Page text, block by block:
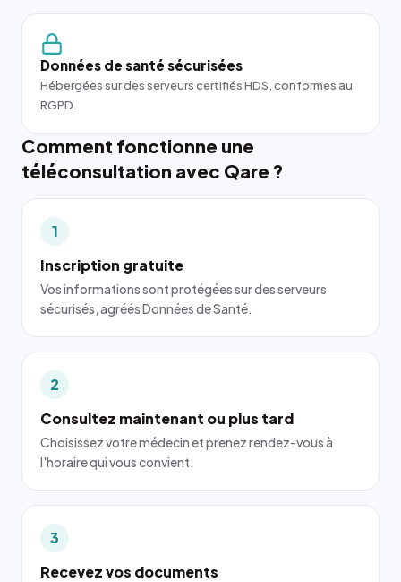
Données de santé sécurisées
Hébergées sur des serveurs certifiés HDS, conformes au
RGPD.
Comment fonctionne une
téléconsultation avec Qare ?
1
Inscription gratuite
Vos informations sont protégées sur des serveurs
sécurisés, agréés Données de Santé.
2
Consultez maintenant ou plus tard
Choisissez votre médecin et prenez rendez-vous à
l'horaire qui vous convient.
3
Recevez vos documents